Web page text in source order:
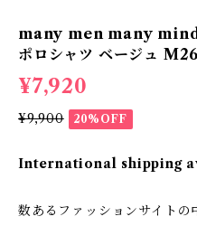
many men many mind
ポロシャツ ベージュ
¥7,920
¥9,900 20%OFF
International shipping
数あるファッションサイト